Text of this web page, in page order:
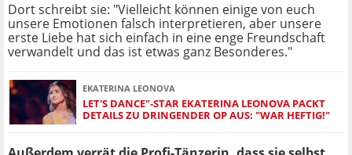
Dort schreibt sie: "Vielleicht können einige von euch
unsere Emotionen falsch interpretieren, aber unsere
erste Liebe hat sich einfach in eine enge Freundschaft
verwandelt und das ist etwas ganz Besonderes."
EKATERINA LEONOVA
LET'S DANCE"-STAR EKATERINA LEONOVA PACKT
DETAILS ZU DRINGENDER OP AUS: "WAR HEFTIG!"